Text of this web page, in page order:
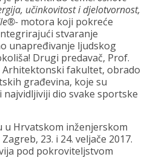
učinkovitost i djelotvornost,
motora koji pokreće
stvaranje
unapređivanje ljudskog
Drugi predavač, Prof.
Arhitektonski fakultet, obrado
građevina, koje su
dio svake sportske
u Hrvatskom inženjerskom
23. i 24. veljače 2017.
pod pokroviteljstvom